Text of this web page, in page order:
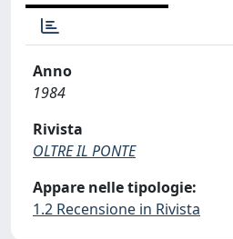
Anno
1984
Rivista
OLTRE IL PONTE
Appare nelle tipologie:
1.2 Recensione in Rivista